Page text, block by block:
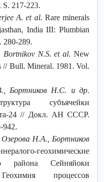
217-223.
A. et al. Rare minerals
India III: Plumbian
280-289.
Bortnikov N.S. et al. New
// Bull. Mineral. 1981. Vol.
Бортников Н.С. и др.
субъячейки
24 // Докл. АН СССР.
942.
Н.А., Бортников
геохимические
района Сейняйоки
процессов